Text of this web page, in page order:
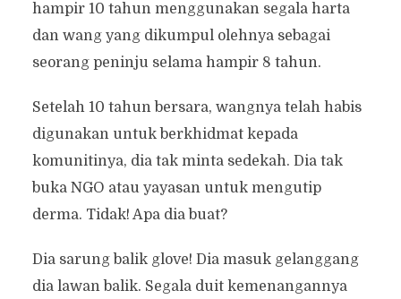
hampir 10 tahun menggunakan segala harta
dan wang yang dikumpul olehnya sebagai
seorang peninju selama hampir 8 tahun.
Setelah 10 tahun bersara, wangnya telah habis
digunakan untuk berkhidmat kepada
komunitinya, dia tak minta sedekah. Dia tak
buka NGO atau yayasan untuk mengutip
derma. Tidak! Apa dia buat?
Dia sarung balik glove! Dia masuk gelanggang
dia lawan balik. Segala duit kemenangannya